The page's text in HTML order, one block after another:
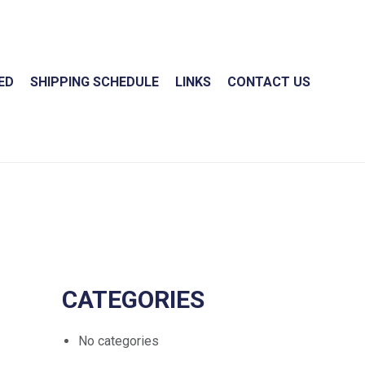
SHIPPING SCHEDULE LINKS CONTACT US
CATEGORIES
No categories